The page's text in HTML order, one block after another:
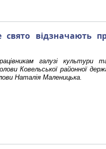
свято відзначають
галузі
Ковельської районної
Наталія Маленицька.